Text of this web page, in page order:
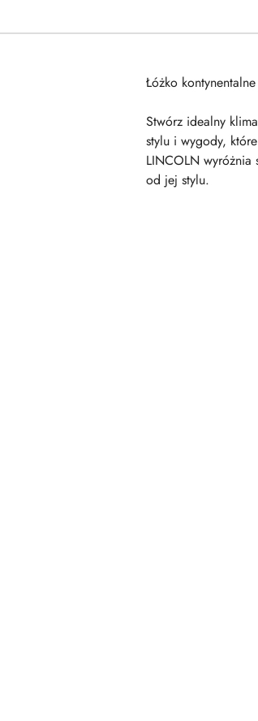
Łóżko
Stwórz idealny
stylu i wygody,
LINCOLN wyróżnia
od jej stylu.